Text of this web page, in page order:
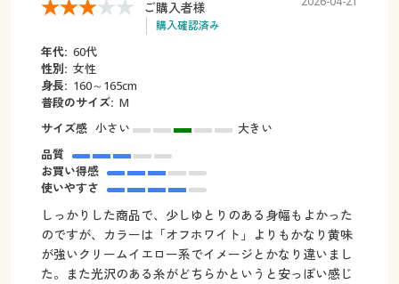
ご購入者様
購入確認済み
年代: 60代
性別: 女性
身長: 160～165cm
普段のサイズ: M
サイズ感 小さい
大きい
品質
お買い得感
使いやすさ
しっかりした商品で、少しゆとりのある身幅もよかった
のですが、カラーは「オフホワイト」よりもかなり黄味
が強いクリームイエロー系でイメージとかなり違いまし
た。また光沢のある糸がどちらかというと安っぽい感じ